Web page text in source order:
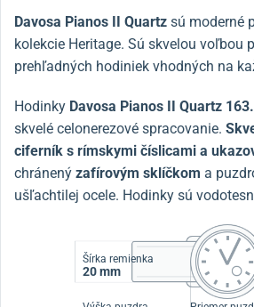
Davosa Pianos II Quartz sú moderné
kolekcie Heritage. Sú skvelou voľbou
prehľadných hodiniek vhodných na
Hodinky Davosa Pianos II Quartz
skvelé celonerezové spracovanie.
ciferník s rímskymi číslicami a
chránený zafírovým sklíčkom a
ušľachtilej ocele. Hodinky sú
Šírka remienka
20 mm